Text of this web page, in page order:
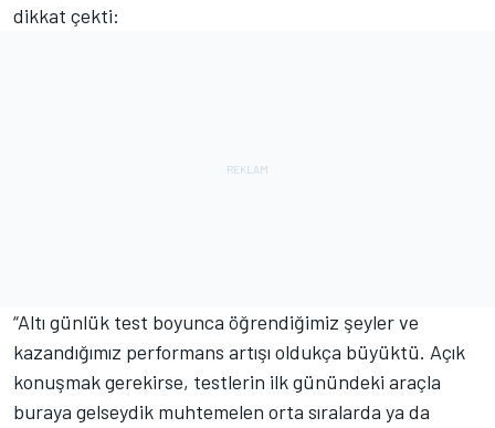
dikkat çekti:
“Altı günlük test boyunca öğrendiğimiz şeyler ve
kazandığımız performans artışı oldukça büyüktü. Açık
konuşmak gerekirse, testlerin ilk günündeki araçla
buraya gelseydik muhtemelen orta sıralarda ya da